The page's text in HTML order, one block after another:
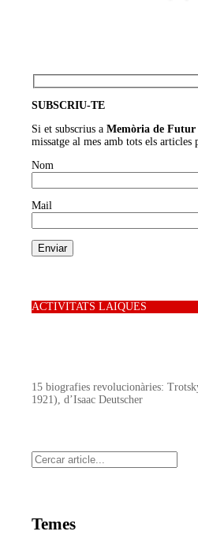
SUBSCRIU-TE
Si et subscrius aMemòria de Futur
missatge al mes amb tots els articles
Nom
Mail
ACTIVITATS LAIQUES
15 biografies revolucionàries:
1921), d’Isaac Deutscher
Cerca
Temes